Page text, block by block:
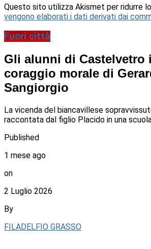
Questo sito utilizza Akismet per ridurre
vengono elaborati i dati derivati dai
Fuori città
Gli alunni di Castelvetro
coraggio morale di
Sangiorgio
La vicenda del biancavillese
raccontata dal figlio Placido in una
Published
1 mese ago
on
2 Luglio 2026
By
FILADELFIO GRASSO